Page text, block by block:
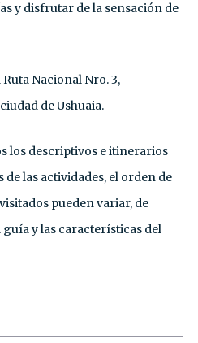
y disfrutar de la sensación de
Nacional Nro. 3,
de Ushuaia.
los descriptivos e itinerarios
las actividades, el orden de
pueden variar, de
y las características del